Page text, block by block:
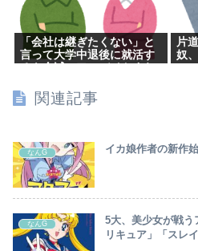
「会社は継ぎたくない」と
言って大学中退後に就活す
片
奴
関連記事
なんG イカ娘作者の新作
なんG
5大、美少女が戦
リキュア」「スレ